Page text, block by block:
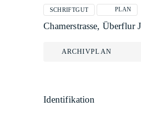
SCHRIFTGUT PLAN
Chamerstrasse, Überflur
ARCHIVPLAN
Identifikation